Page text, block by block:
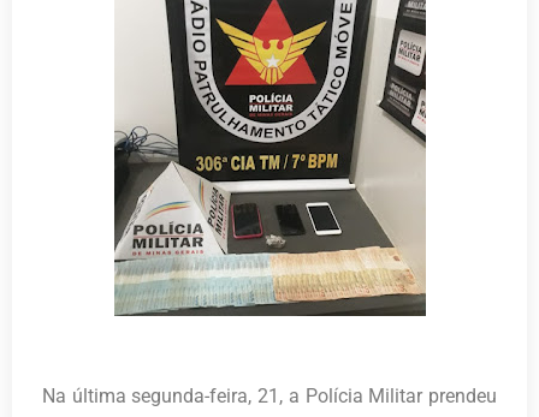
Na última segunda-feira, 21, a Polícia Militar prendeu